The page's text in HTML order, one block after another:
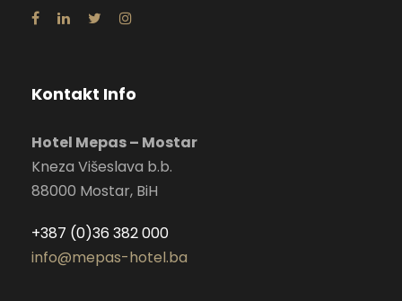
Kontakt Info
Hotel Mepas – Mostar
Kneza Višeslava b.b.
88000 Mostar, BiH
+387 (0)36 382 000
info@mepas-hotel.ba